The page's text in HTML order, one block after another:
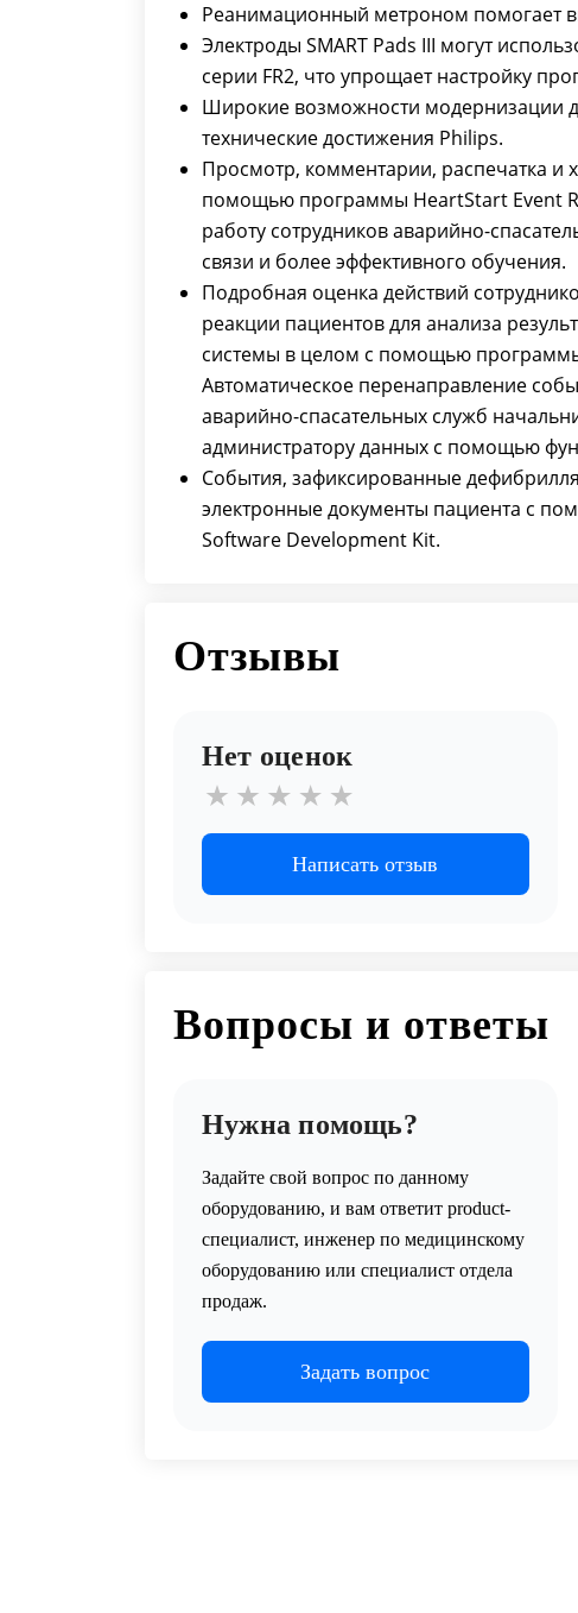
Реанимационный метроном помогает
Электроды SMART Pads III могут
серии FR2, что упрощает настройку
Широкие возможности модернизации
технические достижения Philips.
Просмотр, комментарии, распечатка и
помощью программы HeartStart Event
работу сотрудников аварийно-
связи и более эффективного обучения.
Подробная оценка действий
реакции пациентов для анализа
системы в целом с помощью
Автоматическое перенаправление
аварийно-спасательных служб
администратору данных с помощью
События, зафиксированные
электронные документы пациента с
Software Development Kit.
Отзывы
Нет оценок
Написать отзыв
Вопросы и ответы
Нужна помощь?
Задайте свой вопрос по данному
оборудованию, и вам ответит product-
специалист, инженер по медицинскому
оборудованию или специалист отдела
продаж.
Задать вопрос